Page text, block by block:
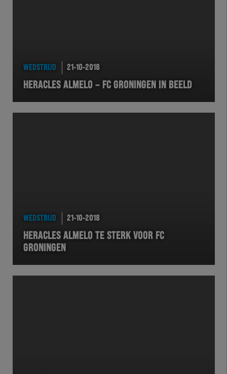
WEDSTRIJD 21-10-2018
HERACLES ALMELO – FC GRONINGEN IN BEELD
WEDSTRIJD 21-10-2018
HERACLES ALMELO TE STERK VOOR FC
GRONINGEN